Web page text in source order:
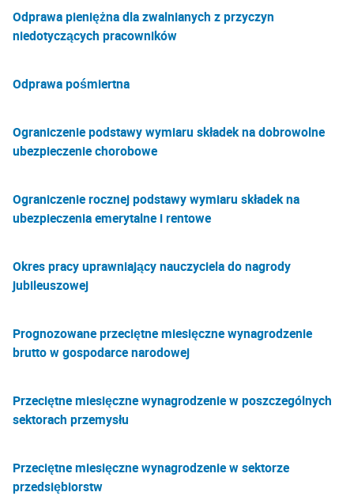
Odprawa pieniężna dla zwalnianych z przyczyn
niedotyczących pracowników
Odprawa pośmiertna
Ograniczenie podstawy wymiaru składek na dobrowolne
ubezpieczenie chorobowe
Ograniczenie rocznej podstawy wymiaru składek na
ubezpieczenia emerytalne i rentowe
Okres pracy uprawniający nauczyciela do nagrody
jubileuszowej
Prognozowane przeciętne miesięczne wynagrodzenie
brutto w gospodarce narodowej
Przeciętne miesięczne wynagrodzenie w poszczególnych
sektorach przemysłu
Przeciętne miesięczne wynagrodzenie w sektorze
przedsiębiorstw